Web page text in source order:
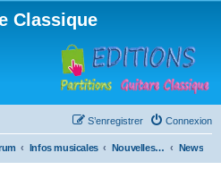
Classique
Connexion
S’enregistrer
Infos musicales Nouvelles de toutes sortes, concerts, partitions… News